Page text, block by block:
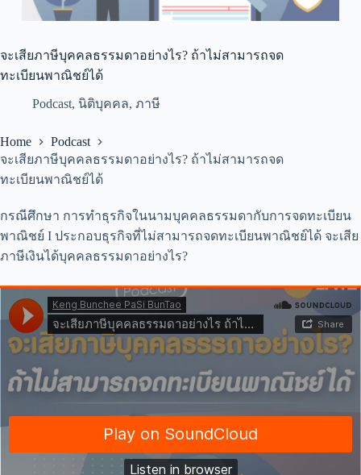
จะเสียภาษีบุคคลธรรมดาอย่างไร? ถ้าไม่สามารถจด
ทะเบียนพาณิชย์ได้
Podcast, นิติบุคคล, ภาษี
Home
Podcast
จะเสียภาษีบุคคลธรรมดาอย่างไร? ถ้าไม่สามารถจด
ทะเบียนพาณิชย์ได้
กรณีศึกษา การทำธุรกิจในนามบุคคลธรรมดากับการจดทะเบียน
พาณิชย์ I ประกอบธุรกิจที่ไม่สามารถจดทะเบียนพาณิชย์ได้ จะเสีย
ภาษีเงินได้บุคคลธรรมดาอย่างไร?